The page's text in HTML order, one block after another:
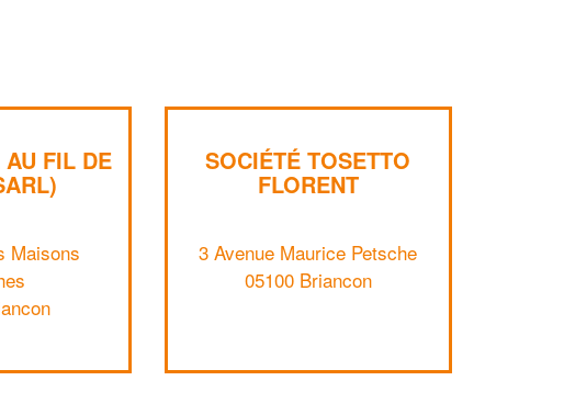
AU FIL DE
Maisons
SOCIÉTÉ TOSETTO
FLORENT
3 Avenue Maurice Petsche
05100 Briancon
✕
Vous êtes un
professionnel ?
vosmargestout en gagnant de